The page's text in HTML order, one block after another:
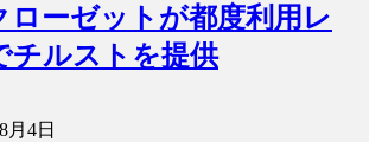
ローゼットが都度利用レ
チルストを提供
月4日